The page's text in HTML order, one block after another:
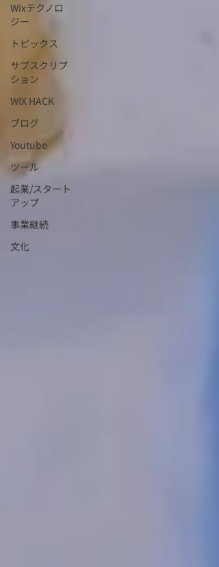
Wixテクノロ
ジー
トピックス
サブスクリプ
ション
WIX HACK
ブログ
Youtube
ツール
起業/スタート
アップ
事業継続
文化